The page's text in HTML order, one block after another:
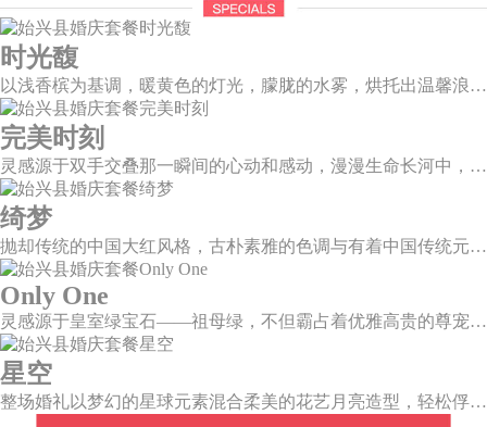
时光馥
以浅香槟为基调，暖黄色的灯光，朦胧的水雾，烘托出温馨浪漫的唯美场景，干净的大型道具布搭配白色香槟色的花艺，让新人和来宾们都能陶醉在幸福梦幻的氛围中。
完美时刻
灵感源于双手交叠那一瞬间的心动和感动，漫漫生命长河中，我不再是浮光掠影，而是永恒陪伴。唯有华美，才能与这一刻相匹配。
绮梦
抛却传统的中国大红风格，古朴素雅的色调与有着中国传统元素相辅相成的新中式风格，象形山岚造型、建筑风格的屏风设计、摇曳生姿的芦苇花艺，带你走进一个充满中式情怀的东方绮梦。
Only One
灵感源于皇室绿宝石——祖母绿，不但霸占着优雅高贵的尊宠，且没有一种绿可以比之更美。
星空
整场婚礼以梦幻的星球元素混合柔美的花艺月亮造型，轻松俘获每一颗向往美好的心。绚烂星夜的繁星闪耀璀璨，在视觉的统一和谐中，见证深邃大气的星辰。